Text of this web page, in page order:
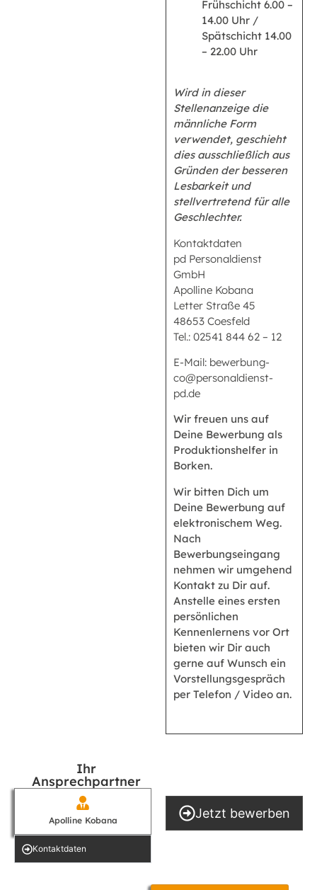
Frühschicht 6.00 –
14.00 Uhr /
Spätschicht 14.00
– 22.00 Uhr
Wird in dieser
Stellenanzeige die
männliche Form
verwendet, geschieht
dies ausschließlich aus
Gründen der besseren
Lesbarkeit und
stellvertretend für alle
Geschlechter.
Kontaktdaten
pd Personaldienst
GmbH
Apolline Kobana
Letter Straße 45
48653 Coesfeld
Tel.: 02541 844 62 – 12
E-Mail: bewerbung-
co@personaldienst-
pd.de
Wir freuen uns auf
Deine Bewerbung als
Produktionshelfer in
Borken.
Wir bitten Dich um
Deine Bewerbung auf
elektronischem Weg.
Nach
Bewerbungseingang
nehmen wir umgehend
Kontakt zu Dir auf.
Anstelle eines ersten
persönlichen
Kennenlernens vor Ort
bieten wir Dir auch
gerne auf Wunsch ein
Vorstellungsgespräch
per Telefon / Video an.
Ihr
Ansprechpartner
Apolline Kobana
Kontakt­daten
Jetzt bewerben